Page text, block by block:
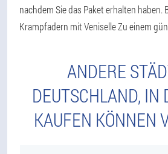
nachdem Sie das Paket erhalten haben.
Krampfadern mit Veniselle Zu einem
ANDERE
DEUTSCHLAND, IN
KAUFEN KÖNNEN